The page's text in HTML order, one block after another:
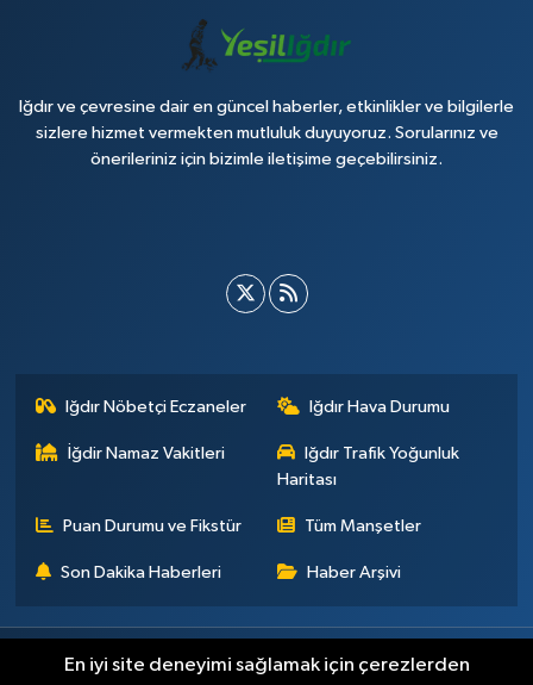
Iğdır ve çevresine dair en güncel haberler, etkinlikler ve bilgilerle
sizlere hizmet vermekten mutluluk duyuyoruz. Sorularınız ve
önerileriniz için bizimle iletişime geçebilirsiniz.
Iğdır Nöbetçi Eczaneler Iğdır Hava Durumu
İğdir Namaz Vakitleri
Iğdır Trafik Yoğunluk
Haritası
Puan Durumu ve Fikstür Tüm Manşetler
Son Dakika Haberleri Haber Arşivi
Künye İletişim Çerez Politikası Gizlilik ilkeleri
En iyi site deneyimi sağlamak için çerezlerden